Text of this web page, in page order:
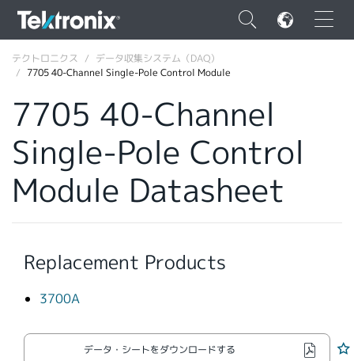
×
ENGLISH
FRANÇAIS
日本語
韓国語
テクトロニクス
データ収集システム（DAQ）
7705 40-Channel Single-Pole Control Module
7705 40-Channel
Single-Pole Control
Module Datasheet
Replacement Products
3700A
データ・シートをダウンロードする